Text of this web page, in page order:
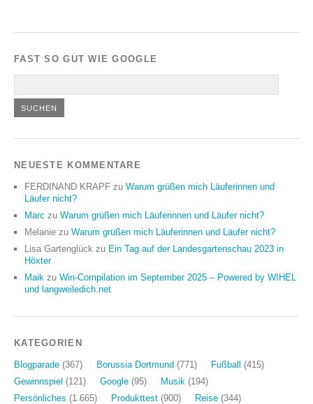
FAST SO GUT WIE GOOGLE
NEUESTE KOMMENTARE
FERDINAND KRAPF zu Warum grüßen mich Läuferinnen und
Läufer nicht?
Marc zu Warum grüßen mich Läuferinnen und Läufer nicht?
Melanie zu Warum grüßen mich Läuferinnen und Läufer nicht?
Lisa Gartenglück zu Ein Tag auf der Landesgartenschau 2023 in
Höxter
Maik zu Win-Compilation im September 2025 – Powered by WIHEL
und langweiledich.net
KATEGORIEN
Blogparade (367) Borussia Dortmund (771) Fußball
(415)
Gewinnspiel (121) Google (95) Musik (194)
Persönliches (1.665) Produkttest (900) Reise (344)